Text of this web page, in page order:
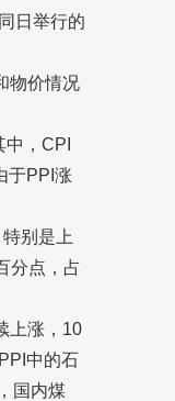
日举行的
物价情况
，CPI
于PPI涨
别是上
分点，占
上涨，10
中的石
国内煤